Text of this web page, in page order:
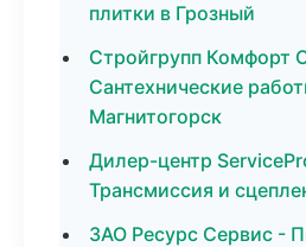
плитки в Грозный
Стройгрупп Комфорт
Сантехнические
Магнитогорск
Дилер-центр
Трансмиссия и
ЗАО Ресурс Сервис -